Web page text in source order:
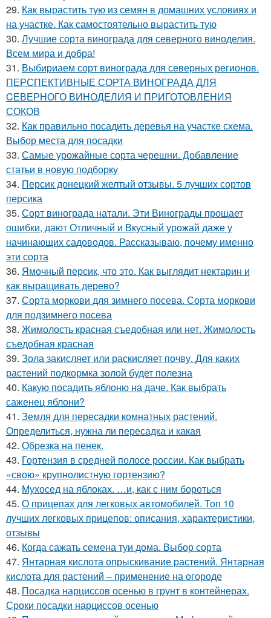
29. Как вырастить тую из семян в домашних условиях и
на участке. Как самостоятельно вырастить тую
30. Лучшие сорта винограда для северного виноделия.
Всем мира и добра!
31. Выбириаем сорт винограда для северных регионов.
ПЕРСПЕКТИВНЫЕ СОРТА ВИНОГРАДА ДЛЯ
CЕВЕРНОГО ВИНОДЕЛИЯ И ПРИГОТОВЛЕНИЯ
СОКОВ
32. Как правильно посадить деревья на участке схема.
Выбор места для посадки
33. Самые урожайные сорта черешни. Добавление
статьи в новую подборку
34. Персик донецкий желтый отзывы. 5 лучших сортов
персика
35. Сорт винограда натали. Эти Винограды прощает
ошибки, дают Отличный и Вкусный урожай даже у
начинающих садоводов. Рассказываю, почему именно
эти сорта
36. Ямочный персик, что это. Как выглядит нектарин и
как выращивать дерево?
37. Сорта моркови для зимнего посева. Сорта моркови
для подзимнего посева
38. Жимолость красная съедобная или нет. Жимолость
съедобная красная
39. Зола закисляет или раскисляет почву. Для каких
растений подкормка золой будет полезна
40. Какую посадить яблоню на даче. Как выбрать
саженец яблони?
41. Земля для пересадки комнатных растений.
Определиться, нужна ли пересадка и какая
42. Обрезка на пенек.
43. Гортензия в средней полосе россии. Как выбрать
«свою» крупнолистную гортензию?
44. Мухосед на яблоках. …и, как с ним бороться
45. О прицепах для легковых автомобилей. Топ 10
лучших легковых прицепов: описания, характеристики,
отзывы
46. Когда сажать семена туи дома. Выбор сорта
47. Янтарная кислота опрыскивание растений. Янтарная
кислота для растений – применение на огороде
48. Посадка нарциссов осенью в грунт в контейнерах.
Сроки посадки нарциссов осенью